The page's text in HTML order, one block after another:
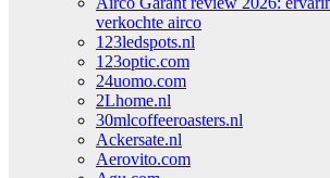
verkochte airco
123ledspots.nl
123optic.com
24uomo.com
2Lhome.nl
30mlcoffeeroasters.nl
Ackersate.nl
Aerovito.com